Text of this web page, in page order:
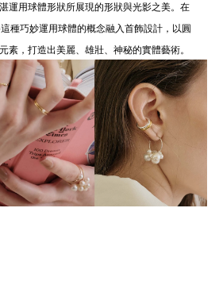
運用球體形狀所展現的形狀與光影之美。在
種巧妙運用球體的概念融入首飾設計，以圓
素，打造出美麗、雄壯、神秘的實體藝術。